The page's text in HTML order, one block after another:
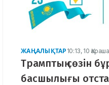
ЖАҢАЛЫҚТАР 10:13, 10
Трамптың сөзін
басшылығы